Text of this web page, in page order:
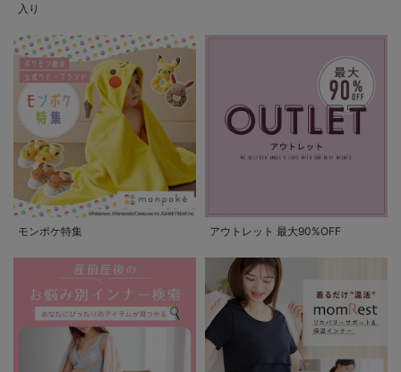
入り
モンポケ特集 アウトレット 最大90%OFF